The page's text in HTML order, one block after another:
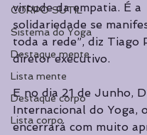
CORPO SUTIL
Sistema do Yoga
Destaque mente
Lista mente
Destaque corpo
Lista corpo
virtude da empatia. É a
solidariedade se
toda a rede”, diz Tiago
diretor executivo.
E no dia 21 de Junho,
Internacional do Yoga,
encerrará com muito